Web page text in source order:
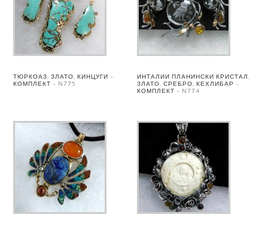
ТЮРКОАЗ, ЗЛАТО, КИНЦУГИ –
КОМПЛЕКТ – N775
ИНТАЛИИ ПЛАНИНСКИ КРИСТАЛ,
ЗЛАТО, СРЕБРО, КЕХЛИБАР –
КОМПЛЕКТ – N774